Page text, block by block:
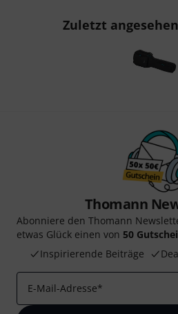
Zuletzt
Thomann
Abonniere den Thomann
etwas Glück einen von 50
Inspirierende Beiträge
E-Mail-Adresse*